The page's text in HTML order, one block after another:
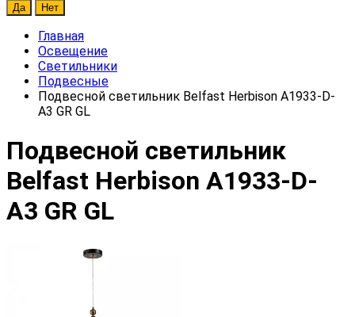
Главная
Освещение
Светильники
Подвесные
Подвесной светильник Belfast Herbison A1933-D-
A3 GR GL
Подвесной светильник
Belfast Herbison A1933-D-
A3 GR GL